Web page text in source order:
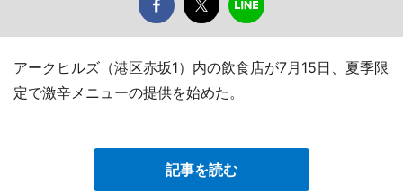
アークヒルズ（港区赤坂1）内の飲食店が7月15日、夏季限
定で激辛メニューの提供を始めた。
記事を読む